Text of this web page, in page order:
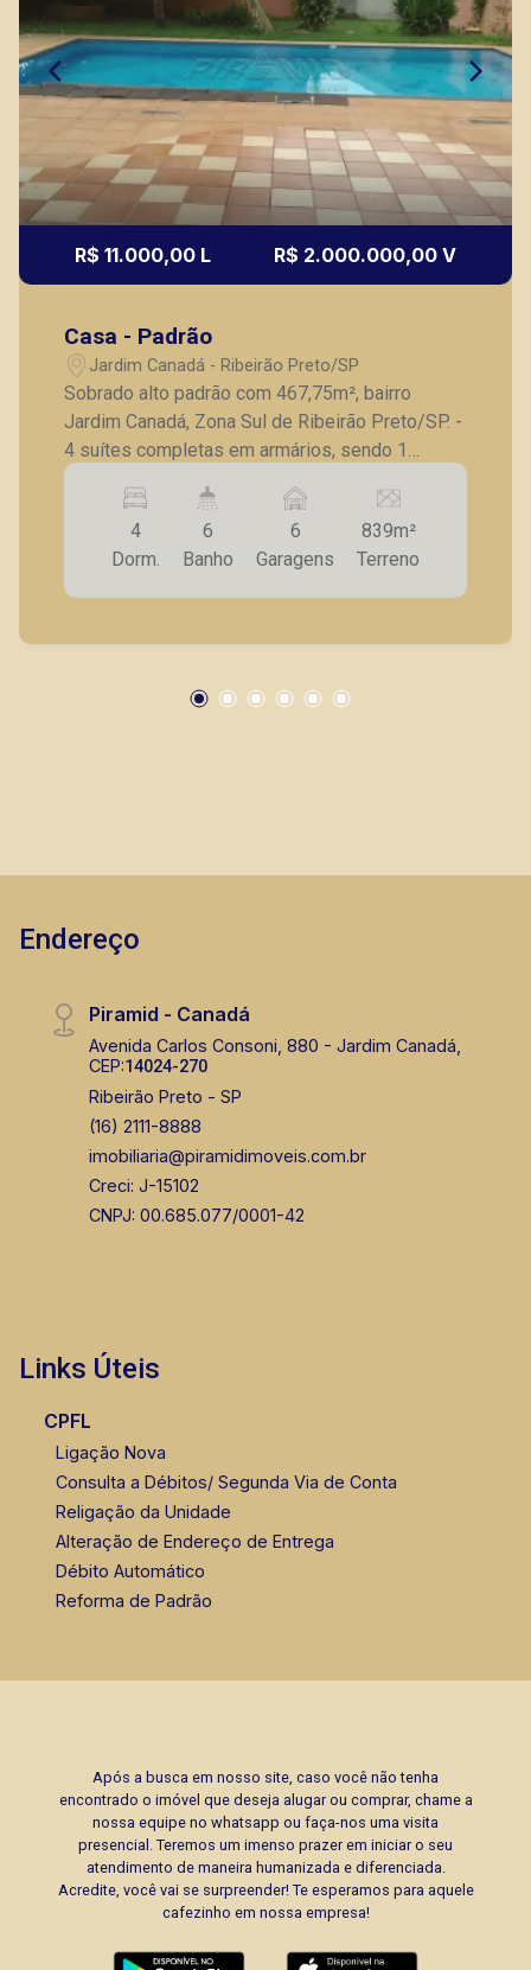
R$ 11.000,00 L R$ 2.000.000,00 V
Casa - Padrão
Jardim Canadá - Ribeirão Preto/SP
Sobrado alto padrão com 467,75m², bairro
Jardim Canadá, Zona Sul de Ribeirão Preto/SP. -
4 suítes completas em armários, sendo 1
master com closet e hidro; - Escritório; - Sala
para 4 ambientes; - Lavabo; - Cozinha com
armários planejados; - Lavanderia; - Quarto de
serviço; - Banheiro de serviço; - Varanda
gourmet com churrasqueira; - Piscina; -
Piramid tem como objetivo atender seus
vendas de imóveis prontos, usados ou mesmo
4
Dorm.
6
Banho
6
Garagens
839m²
Terreno
Endereço
Piramid - Canadá
Avenida Carlos Consoni, 880 - Jardim Canadá,
CEP:14024-270
Ribeirão Preto - SP
(16) 2111-8888
imobiliaria@piramidimoveis.com.br
Creci: J-15102
CNPJ: 00.685.077/0001-42
Links Úteis
CPFL
Ligação Nova
Consulta a Débitos/ Segunda Via de Conta
Religação da Unidade
Alteração de Endereço de Entrega
Débito Automático
Reforma de Padrão
Após a busca em nosso site, caso você não tenha
encontrado o imóvel que deseja alugar ou comprar, chame a
nossa equipe no whatsapp ou faça-nos uma visita
presencial. Teremos um imenso prazer em iniciar o seu
atendimento de maneira humanizada e diferenciada.
Acredite, você vai se surpreender! Te esperamos para aquele
cafezinho em nossa empresa!